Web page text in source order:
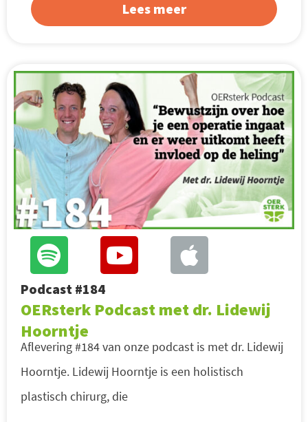
Lees meer
Podcast #184
OERsterk Podcast met dr. Lidewij
Hoorntje
Aflevering #184 van onze podcast is met dr. Lidewij
Hoorntje. Lidewij Hoorntje is een holistisch
plastisch chirurg, die